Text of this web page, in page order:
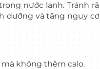
nước lạnh. Tránh rã
dưỡng và tăng nguy cơ
không thêm calo.